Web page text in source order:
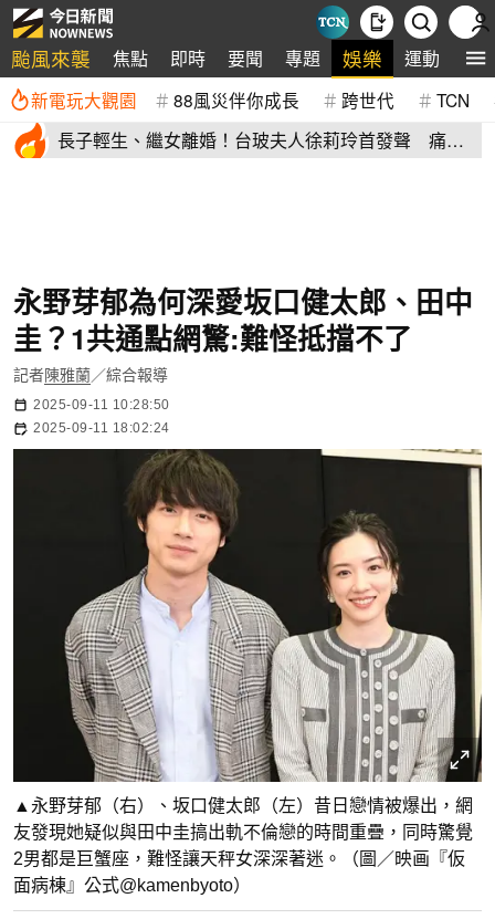
颱風來襲 焦點 即時 要聞 專題 娛樂 運動 全
新電玩大觀園 88風災伴你成長 跨世代 TCN
長子輕生、繼女離婚！台玻夫人徐莉玲首發聲 痛揭
永野芽郁為何深愛坂口健太郎、田中
圭？1共通點網驚:難怪抵擋不了
記者陳雅蘭／綜合報導
2025-09-11 10:28:50
2025-09-11 18:02:24
▲永野芽郁（右）、坂口健太郎（左）昔日戀情被爆出，網
友發現她疑似與田中圭搞出軌不倫戀的時間重疊，同時驚覺
2男都是巨蟹座，難怪讓天秤女深深著迷。（圖／映画『仮
面病棟』公式@kamenbyoto）